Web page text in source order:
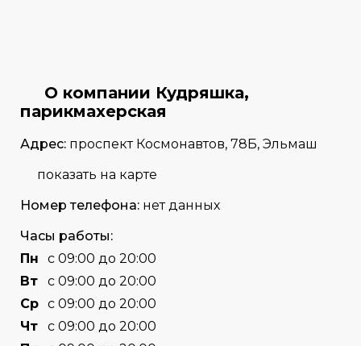
О компании Кудряшка,
парикмахерская
Адрес: проспект Космонавтов, 78Б, Эльмаш
показать на карте
Номер телефона: нет данных
Часы работы:
Пн
с 09:00 до 20:00
Вт
с 09:00 до 20:00
Cр с 09:00 до 20:00
Чт
с 09:00 до 20:00